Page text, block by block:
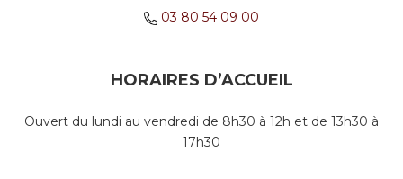
03 80 54 09 00
HORAIRES D’ACCUEIL
Ouvert du lundi au vendredi de 8h30 à 12h et de 13h30 à
17h30